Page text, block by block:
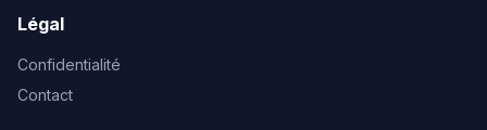
Légal
Confidentialité
Contact